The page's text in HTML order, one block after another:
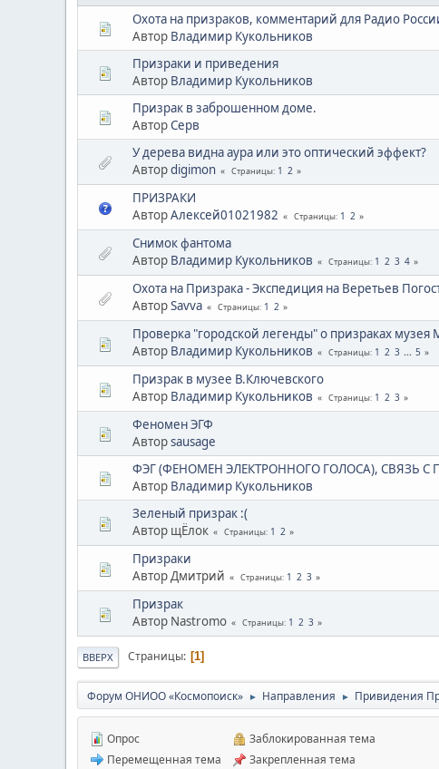
Охота на призраков, комментарий для Радио
Автор Владимир Кукольников
Призраки и приведения
Автор Владимир Кукольников
Призрак в заброшенном доме.
АвторСерв
У дерева видна аура или это оптический эффект?
Авторdigimon Страницы 1 2
ПРИЗРАКИ
АвторАлексей01021982 Страницы 1 2
Снимок фантома
Автор Владимир Кукольников Страницы 1 2 3 4
Охота на Призрака - Экспедиция на Веретьев
АвторSavva Страницы 1 2
Проверка "городской легенды" о призраках
Автор Владимир Кукольников Страницы 1 2 3 ... 5
Призрак в музее В.Ключевского
Автор Владимир Кукольников Страницы 1 2 3
Феномен ЭГФ
Авторsausage
ФЭГ (ФЕНОМЕН ЭЛЕКТРОННОГО ГОЛОСА), СВЯЗЬ
Автор Владимир Кукольников
Зеленый призрак :(
Автор щЁлок
Страницы 1 2
Призраки
Автор Дмитрий
Страницы 1 2 3
Призрак
Автор Nastromo
Страницы 1 2 3
ВВЕРХ Страницы 1
Форум ОНИОО «Космопоиск» ► Направления ► Привидения
Опрос
Перемещенная тема
Заблокированная тема
Закрепленная тема